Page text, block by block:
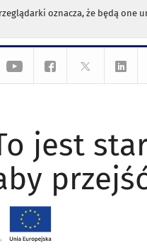
oznacza, że będą one
jest